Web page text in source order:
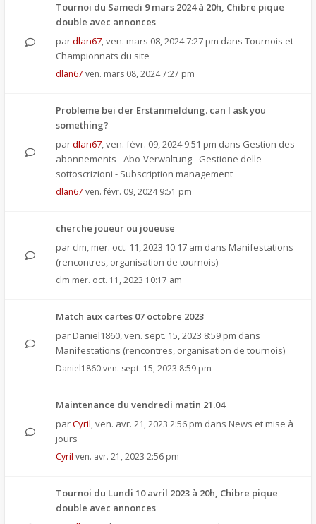
Tournoi du Samedi 9 mars 2024 à 20h, Chibre pique
double avec annonces
pardlan67,ven. mars 08, 2024 7:27 pm dans Tournois et
Championnats du site
dlan67 ven. mars 08, 2024 7:27 pm
Probleme bei der Erstanmeldung. can I ask you
something?
pardlan67,ven. févr. 09, 2024 9:51 pm dans Gestion des
abonnements - Abo-Verwaltung - Gestione delle
sottoscrizioni - Subscription management
dlan67 ven. févr. 09, 2024 9:51 pm
cherche joueur ou joueuse
par clm, mer. oct. 11, 2023 10:17 am dans Manifestations
(rencontres, organisation de tournois)
clm mer. oct. 11, 2023 10:17 am
Match aux cartes 07 octobre 2023
par Daniel1860,ven. sept. 15, 2023 8:59 pm dans
Manifestations (rencontres, organisation de tournois)
Daniel1860ven. sept. 15, 2023 8:59 pm
Maintenance du vendredi matin 21.04
parCyril,ven. avr. 21, 2023 2:56 pm dans News et mise à
jours
Cyril ven. avr. 21, 2023 2:56 pm
Tournoi du Lundi 10 avril 2023 à 20h, Chibre pique
double avec annonces